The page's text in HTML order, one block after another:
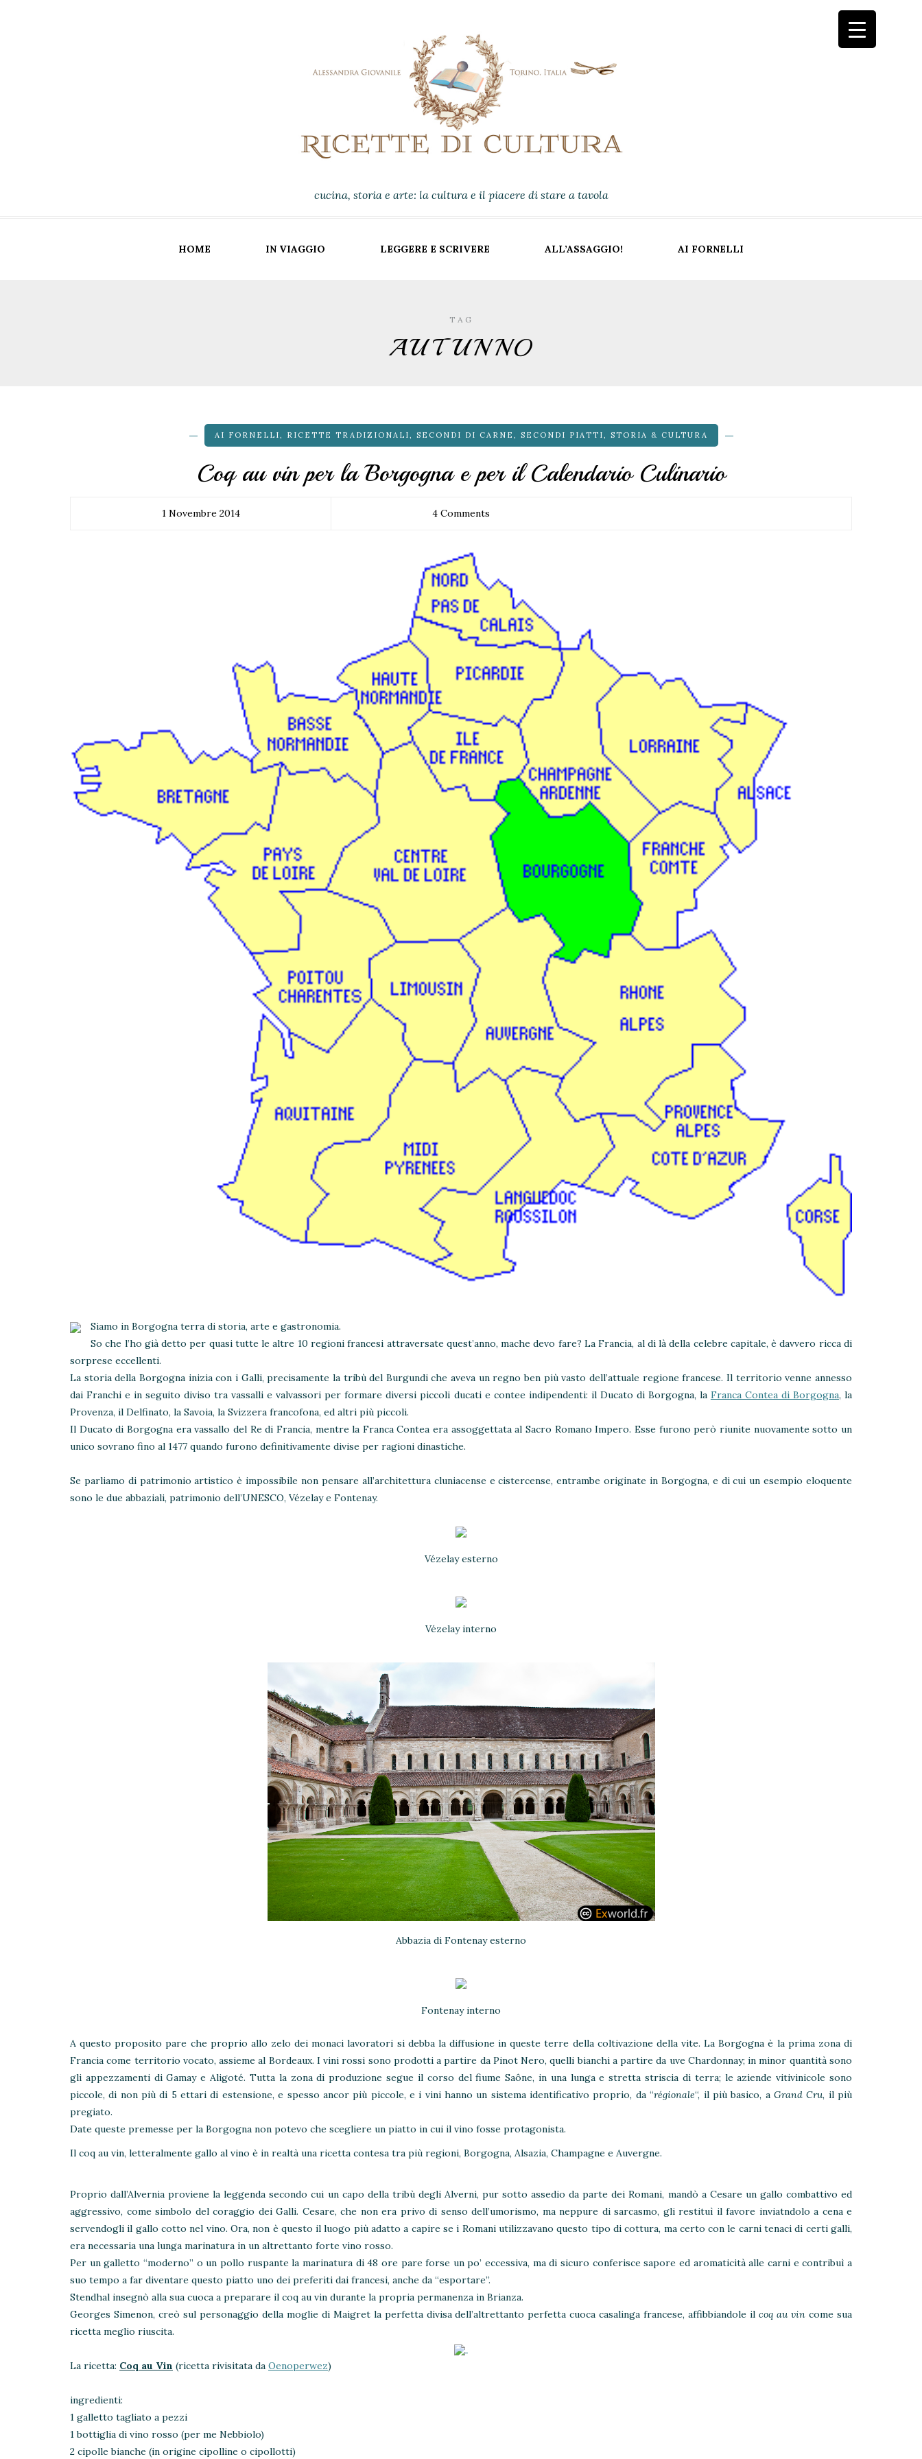
cucina, storia e arte: la cultura e il piacere di stare a tavola
HOME IN VIAGGIO LEGGERE E SCRIVERE ALL’ASSAGGIO! AI FORNELLI
TAG
AUTUNNO
AI FORNELLI, RICETTE TRADIZIONALI, SECONDI DI CARNE , SECONDI PIATTI, STORIA & CULTURA
Coq au vin per la Borgogna e per il Calendario Culinario
1 Novembre 2014 4 Comments
Siamo in Borgogna terra di storia, arte e gastronomia.
So che l’ho già detto per quasi tutte le altre 10 regioni francesi attraversate quest’anno, mache devo fare? La Francia, al di là della celebre capitale, è davvero ricca di
sorprese eccellenti.
La storia della Borgogna inizia con i Galli, precisamente la tribù del Burgundi che aveva un regno ben più vasto dell’attuale regione francese. Il territorio venne annesso
dai Franchi e in seguito diviso tra vassalli e valvassori per formare diversi piccoli ducati e contee indipendenti: il Ducato di Borgogna, la Franca Contea di Borgogna, la
Provenza, il Delfinato, la Savoia, la Svizzera francofona, ed altri più piccoli.
Il Ducato di Borgogna era vassallo del Re di Francia, mentre la Franca Contea era assoggettata al Sacro Romano Impero. Esse furono però riunite nuovamente sotto un
unico sovrano fino al 1477 quando furono definitivamente divise per ragioni dinastiche.
Se parliamo di patrimonio artistico è impossibile non pensare all’architettura cluniacense e cistercense, entrambe originate in Borgogna, e di cui un esempio eloquente
sono le due abbaziali, patrimonio dell’UNESCO, Vézelay e Fontenay.
Vézelay esterno
Vézelay interno
Abbazia di Fontenay esterno
Fontenay interno
A questo proposito pare che proprio allo zelo dei monaci lavoratori si debba la diffusione in queste terre della coltivazione della vite. La Borgogna è la prima zona di
Francia come territorio vocato, assieme al Bordeaux. I vini rossi sono prodotti a partire da Pinot Nero, quelli bianchi a partire da uve Chardonnay; in minor quantità sono
gli appezzamenti di Gamay e Aligoté. Tutta la zona di produzione segue il corso del fiume Saône, in una lunga e stretta striscia di terra; le aziende vitivinicole sono
piccole, di non più di 5 ettari di estensione, e spesso ancor più piccole, e i vini hanno un sistema identificativo proprio, da “régionale“, il più basico, a Grand Cru, il più
pregiato.
Date queste premesse per la Borgogna non potevo che scegliere un piatto in cui il vino fosse protagonista.
Il coq au vin, letteralmente gallo al vino è in realtà una ricetta contesa tra più regioni, Borgogna, Alsazia, Champagne e Auvergne.
Proprio dall’Alvernia proviene la leggenda secondo cui un capo della tribù degli Alverni, pur sotto assedio da parte dei Romani, mandò a Cesare un gallo combattivo ed
aggressivo, come simbolo del coraggio dei Galli. Cesare, che non era privo di senso dell’umorismo, ma neppure di sarcasmo, gli restituì il favore inviatndolo a cena e
servendogli il gallo cotto nel vino. Ora, non è questo il luogo più adatto a capire se i Romani utilizzavano questo tipo di cottura, ma certo con le carni tenaci di certi galli,
era necessaria una lunga marinatura in un altrettanto forte vino rosso.
Per un galletto “moderno” o un pollo ruspante la marinatura di 48 ore pare forse un po’ eccessiva, ma di sicuro conferisce sapore ed aromaticità alle carni e contribuì a
suo tempo a far diventare questo piatto uno dei preferiti dai francesi, anche da “esportare”.
Stendhal insegnò alla sua cuoca a preparare il coq au vin durante la propria permanenza in Brianza.
Georges Simenon, creò sul personaggio della moglie di Maigret la perfetta divisa dell’altrettanto perfetta cuoca casalinga francese, affibbiandole ilcoq au vin come sua
ricetta meglio riuscita.
La ricetta: Coq au Vin (ricetta rivisitata da Oenoperwez)
ingredienti:
1 galletto tagliato a pezzi
1 bottiglia di vino rosso (per me Nebbiolo)
2 cipolle bianche (in origine cipolline o cipollotti)